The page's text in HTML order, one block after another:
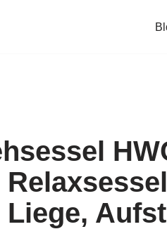
Liege,